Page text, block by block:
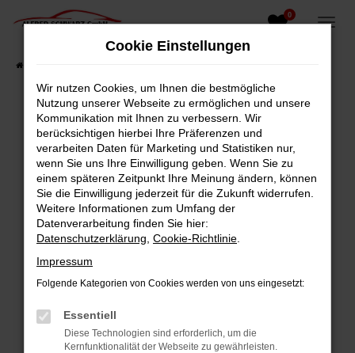
Zum
0
Fehler: Network Error
Beim Laden ist ein Fehler aufgetreten.
Hier sind ein paar Tipps, die dir helfen können:
Überprüfe deine Firewall und deine
Internetverbindung.
Laden andere Webseiten, zum Beispiel deine
Suchmaschine?
Prüfe deine Browsererweiterungen.
Manche Erweiterungen, wie Werbeblocker,
können das Laden bestimmter Seiten
verhindern. Funktioniert die Seite in einem
Cookie Einstellungen
Wir nutzen Cookies, um Ihnen die bestmögliche
Nutzung unserer Webseite zu ermöglichen und unsere
Kommunikation mit Ihnen zu verbessern. Wir
berücksichtigen hierbei Ihre Präferenzen und
verarbeiten Daten für Marketing und Statistiken nur,
wenn Sie uns Ihre Einwilligung geben. Wenn Sie zu
einem späteren Zeitpunkt Ihre Meinung ändern, können
Sie die Einwilligung jederzeit für die Zukunft widerrufen.
Weitere Informationen zum Umfang der
Datenverarbeitung finden Sie hier:
Datenschutzerklärung Cookie-Richtlinie
Impressum
Folgende Kategorien von Cookies werden von uns eingesetzt:
Essentiell
Diese Technologien sind erforderlich, um die
Kernfunktionalität der Webseite zu gewährleisten.